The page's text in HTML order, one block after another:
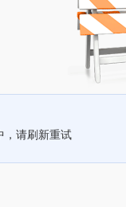
，请刷新重试